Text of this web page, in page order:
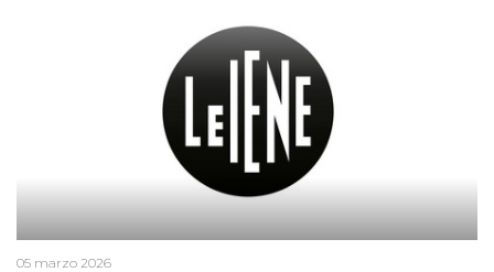
05 marzo 2026